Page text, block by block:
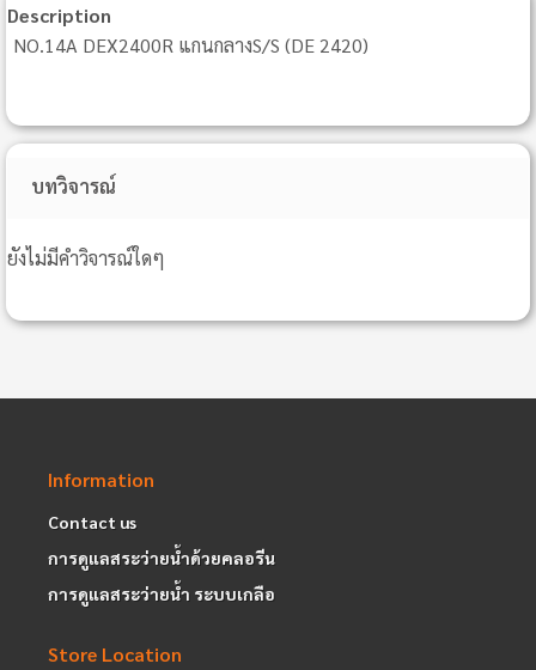
Description
NO.14A DEX2400R แกนกลางS/S (DE 2420)
บทวิจารณ์
ยังไม่มีคำวิจารณ์ใดๆ
Information
Contact us
การดูแลสระว่ายน้ำด้วยคลอรีน
การดูแลสระว่ายน้ำ ระบบเกลือ
Store Location